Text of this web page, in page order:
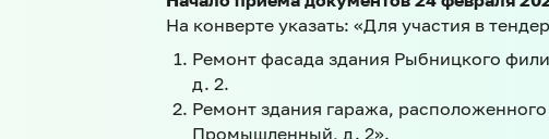
На конверте указать: «Для участия в
Ремонт фасада здания Рыбницкого
д. 2.
Ремонт здания гаража,
Промышленный, д. 2».